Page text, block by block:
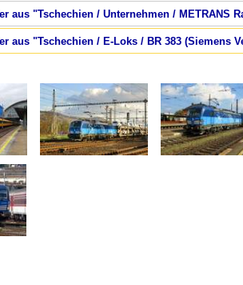
aus "Tschechien / Unternehmen / METRANS
aus "Tschechien / E-Loks / BR 383 (Siemens